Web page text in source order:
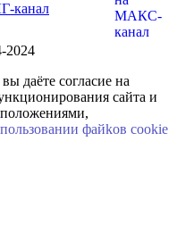
2024
даёте согласие на
сайта и
положениями,
файkов cookie